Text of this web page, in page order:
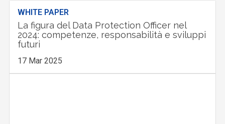
WHITE PAPER
La figura del Data Protection Officer nel
2024: competenze, responsabilità e sviluppi
futuri
17 Mar 2025